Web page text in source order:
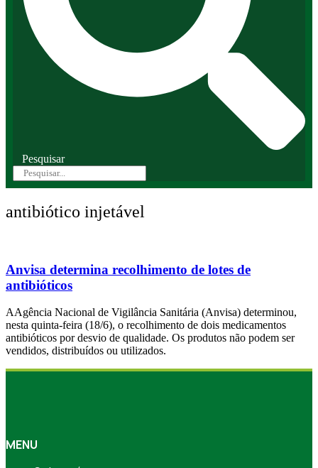
Pesquisar
antibiótico injetável
Anvisa determina recolhimento de lotes de
antibióticos
AAgência Nacional de Vigilância Sanitária (Anvisa) determinou,
nesta quinta-feira (18/6), o recolhimento de dois medicamentos
antibióticos por desvio de qualidade. Os produtos não podem ser
vendidos, distribuídos ou utilizados.
MENU